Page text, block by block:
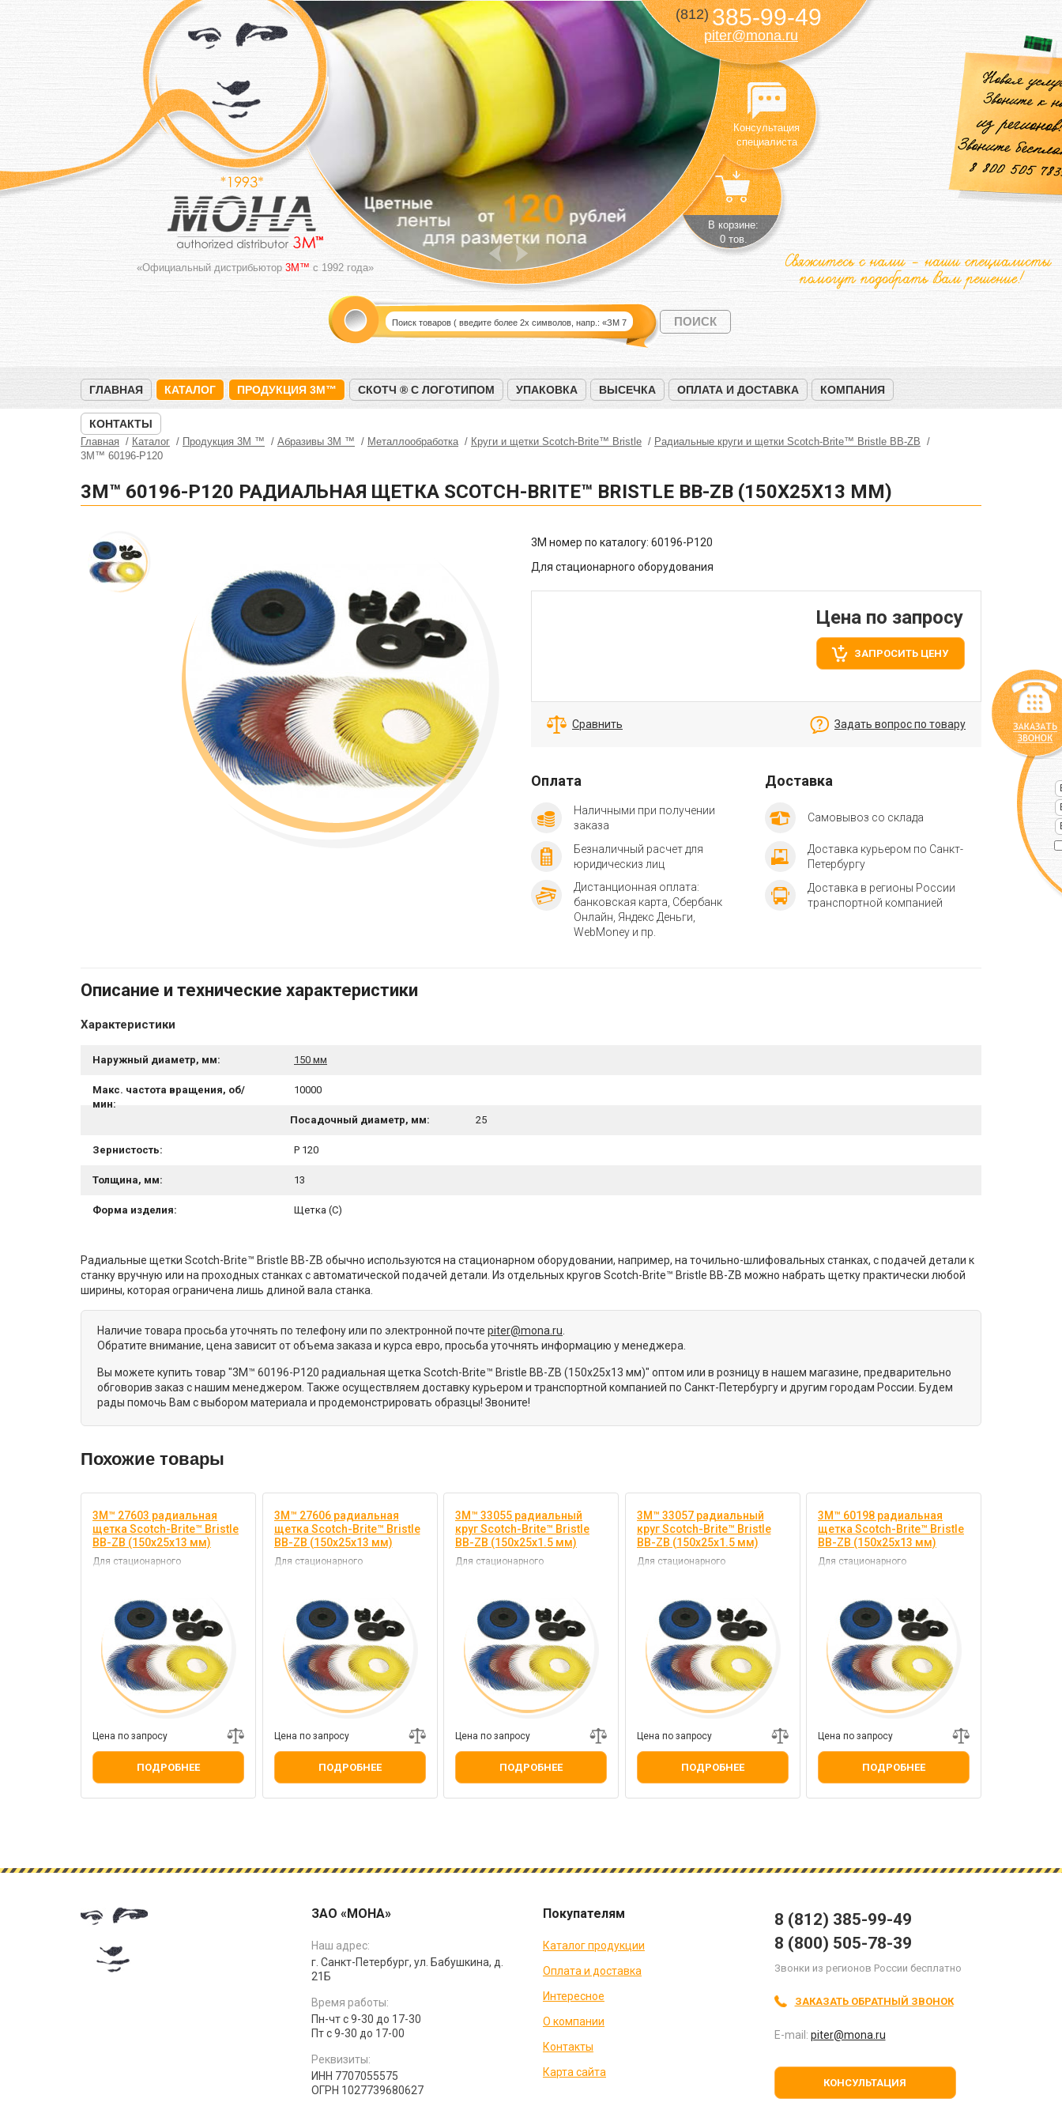
«Официальный дистрибьютор 3M™ с 1992 года»
(812)385-99-49
piter@mona.ru
Консультация
специалиста
В корзине:
0 тов.
ГЛАВНАЯ КАТАЛОГ ПРОДУКЦИЯ 3M™ СКОТЧ ® С ЛОГОТИПОМ УПАКОВКА ВЫСЕЧКА ОПЛАТА И ДОСТАВКА КОМПАНИЯ
КОНТАКТЫ
Главная Каталог Продукция 3M ™ Абразивы 3М ™ Металлообработка Круги и щетки Scotch-Brite™ Bristle
Радиальные круги и щетки Scotch-Brite™ Bristle BB-ZB
3M™ 60196-Р120
3M™ 60196-Р120 РАДИАЛЬНАЯ ЩЕТКА SCOTCH-BRITE™ BRISTLE BB-ZB (150Х25Х13 ММ)
3M номер по каталогу: 60196-Р120
Для стационарного оборудования
Цена по запросу
ЗАПРОСИТЬ ЦЕНУ
Сравнить Задать вопрос по товару
Оплата
Наличными при получении
заказа
Безналичный расчет для
юридическиз лиц
Дистанционная оплата:
банковская карта, Сбербанк
Онлайн, Яндекс Деньги,
WebMoney и пр.
Доставка
Самовывоз со склада
Доставка курьером по Санкт-
Петербургу
Доставка в регионы России
транспортной компанией
Описание и технические характеристики
Характеристики
Наружный диаметр, мм: 150 мм
Макс. частота вращения, об/
мин:
10000
Посадочный диаметр, мм: 25
Зернистость: P 120
Толщина, мм: 13
Форма изделия: Щетка (С)
Радиальные щетки Scotch-Brite™ Bristle BB-ZB обычно используются на стационарном оборудовании, например, на точильно-шлифовальных станках, с подачей детали к
станку вручную или на проходных станках с автоматической подачей детали. Из отдельных кругов Scotch-Brite™ Bristle BB-ZB можно набрать щетку практически любой
ширины, которая ограничена лишь длиной вала станка.
Наличие товара просьба уточнять по телефону или по электронной почте piter@mona.ru
Обратите внимание, цена зависит от объема заказа и курса евро, просьба уточнять информацию у менеджера.
Вы можете купить товар "3M™ 60196-Р120 радиальная щетка Scotch-Brite™ Bristle BB-ZB (150х25х13 мм)" оптом или в розницу в нашем магазине, предварительно
обговорив заказ с нашим менеджером. Также осуществляем доставку курьером и транспортной компанией по Санкт-Петербургу и другим городам России. Будем
рады помочь Вам с выбором материала и продемонстрировать образцы! Звоните!
Похожие товары
3M™ 27603 радиальная
щетка Scotch-Brite™ Bristle
BB-ZB (150х25х13 мм)
Для стационарного
Цена по запросу
ПОДРОБНЕЕ
3M™ 27606 радиальная
щетка Scotch-Brite™ Bristle
BB-ZB (150х25х13 мм)
Для стационарного
Цена по запросу
ПОДРОБНЕЕ
3M™ 33055 радиальный
круг Scotch-Brite™ Bristle
BB-ZB (150х25х1.5 мм)
Для стационарного
Цена по запросу
ПОДРОБНЕЕ
3M™ 33057 радиальный
круг Scotch-Brite™ Bristle
BB-ZB (150х25х1.5 мм)
Для стационарного
Цена по запросу
ПОДРОБНЕЕ
3M™ 60198 радиальная
щетка Scotch-Brite™ Bristle
BB-ZB (150х25х13 мм)
Для стационарного
Цена по запросу
ПОДРОБНЕЕ
ЗАО «МОНА»
Наш адрес:
г. Санкт-Петербург, ул. Бабушкина, д.
21Б
Время работы:
Пн-чт с 9-30 до 17-30
Пт с 9-30 до 17-00
Реквизиты:
ИНН 7707055575
ОГРН 1027739680627
Покупателям
Каталог продукции
Оплата и доставка
Интересное
О компании
Контакты
Карта сайта
8 (812) 385-99-49
8 (800) 505-78-39
Звонки из регионов России бесплатно
ЗАКАЗАТЬ ОБРАТНЫЙ ЗВОНОК
E-mail: piter@mona.ru
КОНСУЛЬТАЦИЯ